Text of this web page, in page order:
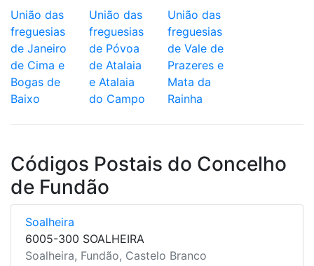
União das
freguesias
de Janeiro
de Cima e
Bogas de
Baixo
União das
freguesias
de Póvoa
de Atalaia
e Atalaia
do Campo
União das
freguesias
de Vale de
Prazeres e
Mata da
Rainha
Códigos Postais do Concelho
de Fundão
Soalheira
6005-300 SOALHEIRA
Soalheira, Fundão, Castelo Branco